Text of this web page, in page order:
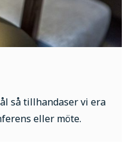
så tillhandaser vi era
eller möte.